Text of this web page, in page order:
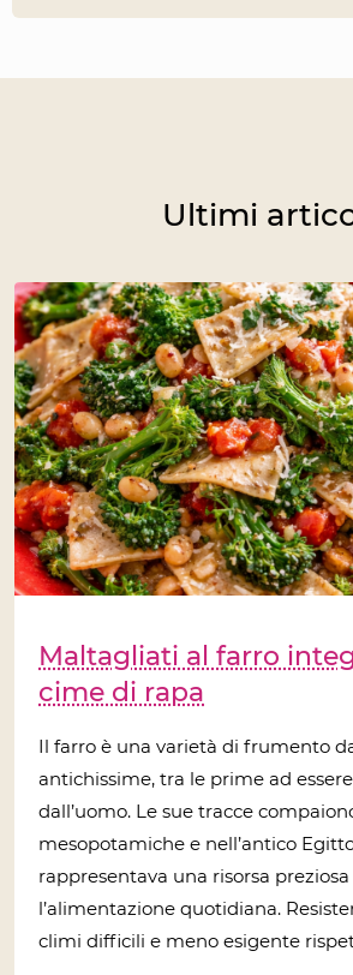
Ultimi
Maltagliati al farro
cime di rapa
Il farro è una varietà di frumento
antichissime, tra le prime ad
dall’uomo. Le sue tracce
mesopotamiche e nell’antico
rappresentava una risorsa
l’alimentazione quotidiana.
climi difficili e meno esigente